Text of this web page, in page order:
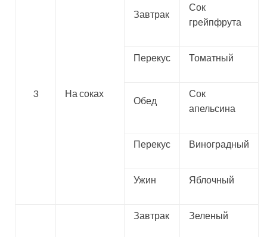
3 На соках
Завтрак
Сок
грейпфрута
Перекус Томатный
Обед
Сок
апельсина
Перекус Виноградный
Ужин Яблочный
Завтрак Зеленый